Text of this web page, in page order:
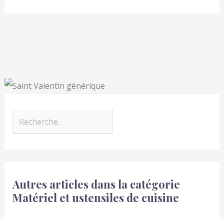
Autres articles dans la catégorie
Matériel et ustensiles de cuisine